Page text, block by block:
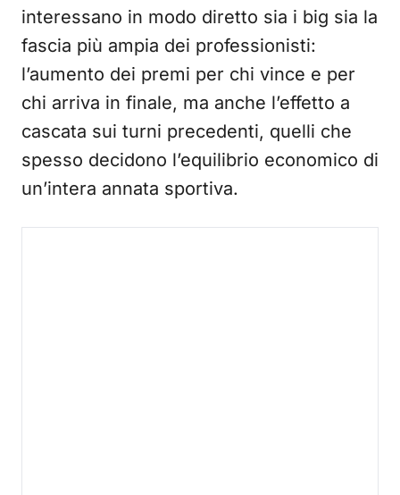
interessano in modo diretto sia i big sia la
fascia più ampia dei professionisti:
l’aumento dei premi per chi vince e per
chi arriva in finale, ma anche l’effetto a
cascata sui turni precedenti, quelli che
spesso decidono l’equilibrio economico di
un’intera annata sportiva.